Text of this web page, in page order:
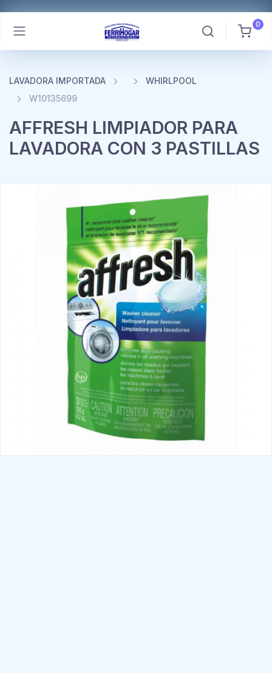
0
LAVADORA IMPORTADA
WHIRLPOOL
W10135699
AFFRESH LIMPIADOR PARA
LAVADORA CON 3 PASTILLAS